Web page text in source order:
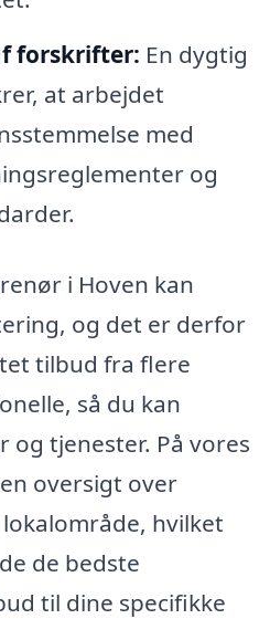
forskrifter: En dygtig
at arbejdet
med
og
i Hoven kan
og det er derfor
tilbud fra flere
så du kan
og tjenester. På vores
oversigt over
hvilket
de bedste
til dine specifikke